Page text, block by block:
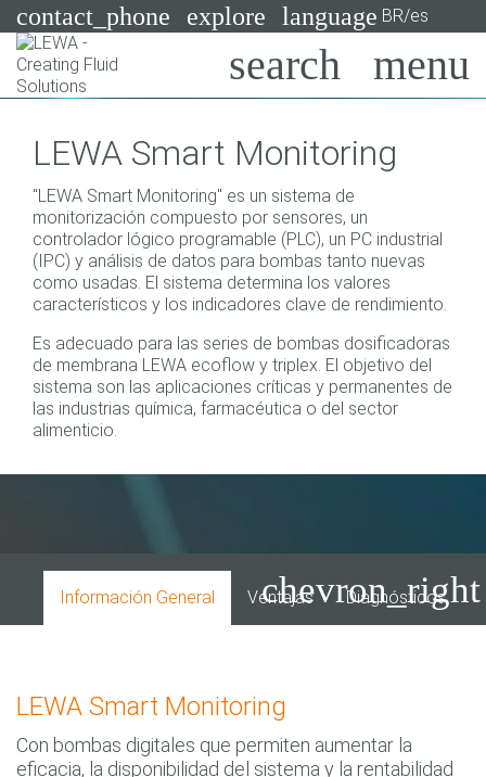
contact_phone explore language BR/es
Search
Sistemas
Industrias
Aplicaciones
Servicios
Asesoramiento
Tecnologías
LEWA Smart Monitoring
"LEWA Smart Monitoring" es un sistema de
monitorización compuesto por sensores, un
controlador lógico programable (PLC), un PC industrial
(IPC) y análisis de datos para bombas tanto nuevas
como usadas. El sistema determina los valores
característicos y los indicadores clave de rendimiento.
Es adecuado para las series de bombas dosificadoras
de membrana LEWA ecoflow y triplex. El objetivo del
sistema son las aplicaciones críticas y permanentes de
las industrias química, farmacéutica o del sector
alimenticio.
Información General Ventajas Diagnósticos Y
chevron_right
LEWA Smart Monitoring
Con bombas digitales que permiten aumentar la
eficacia, la disponibilidad del sistema y la rentabilidad